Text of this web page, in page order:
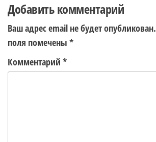
Добавить комментарий
Ваш адрес email не будет опубликован.
поля помечены *
Комментарий *